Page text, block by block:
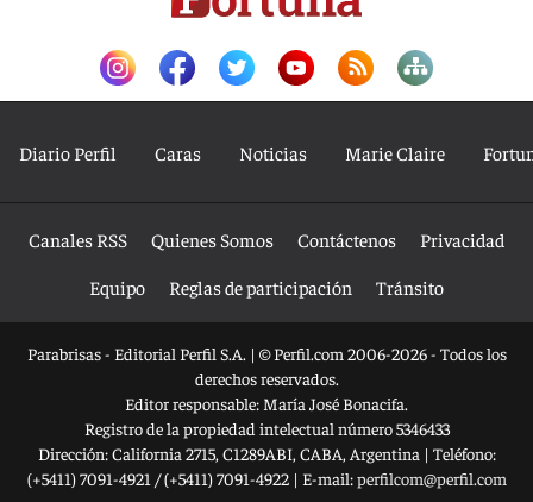
Diario Perfil Caras Noticias Marie Claire
Canales RSS Quienes Somos Contáctenos
Privacidad
Equipo
Reglas de participación Tránsito
Parabrisas - Editorial Perfil S.A. | © Perfil.com 2006-2026 - Todos los
derechos reservados.
Editor responsable: María José Bonacifa.
Registro de la propiedad intelectual número 5346433
Dirección:California 2715, C1289ABI, CABA, Argentina | Teléfono:
(+5411) 7091-4921 /(+5411) 7091-4922| E-mail:perfilcom@perfil.com